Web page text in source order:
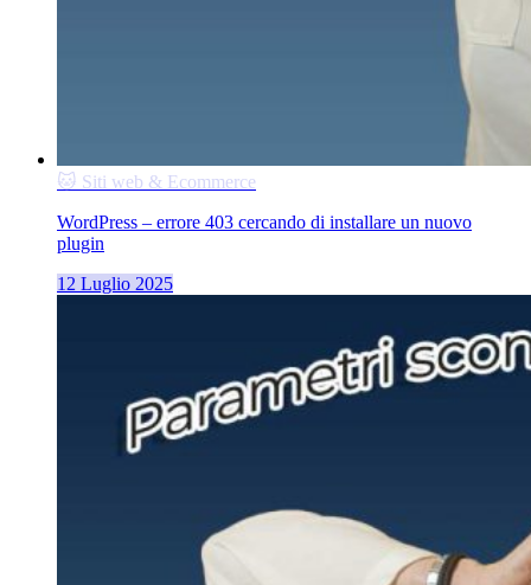
🐱 Siti web & Ecommerce
WordPress – errore 403 cercando di installare un nuovo
plugin
12 Luglio 2025